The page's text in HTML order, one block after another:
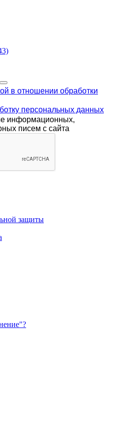
в отношении обработки
персональных данных
информационных,
писем с сайта
защиты